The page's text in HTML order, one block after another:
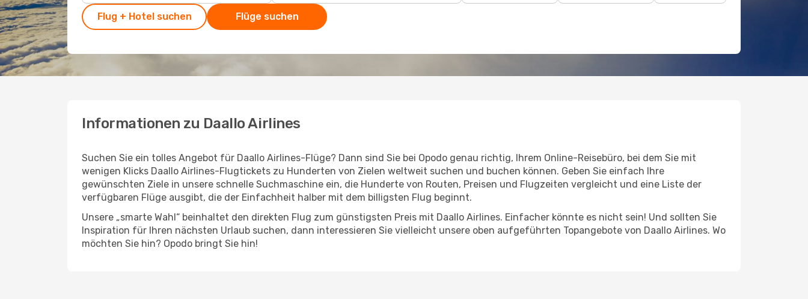
Flug + Hotel suchen Flüge suchen
Informationen zu Daallo Airlines
Suchen Sie ein tolles Angebot für Daallo Airlines-Flüge? Dann sind Sie bei Opodo genau richtig, Ihrem Online-Reisebüro, bei dem Sie mit
wenigen Klicks Daallo Airlines-Flugtickets zu Hunderten von Zielen weltweit suchen und buchen können. Geben Sie einfach Ihre
gewünschten Ziele in unsere schnelle Suchmaschine ein, die Hunderte von Routen, Preisen und Flugzeiten vergleicht und eine Liste der
verfügbaren Flüge ausgibt, die der Einfachheit halber mit dem billigsten Flug beginnt.
Unsere „smarte Wahl“ beinhaltet den direkten Flug zum günstigsten Preis mit Daallo Airlines. Einfacher könnte es nicht sein! Und sollten Sie
Inspiration für Ihren nächsten Urlaub suchen, dann interessieren Sie vielleicht unsere oben aufgeführten Topangebote von Daallo Airlines. Wo
möchten Sie hin? Opodo bringt Sie hin!